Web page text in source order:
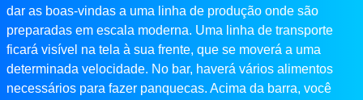
dar as boas-vindas a uma linha de produção onde são
preparadas em escala moderna. Uma linha de transporte
ficará visível na tela à sua frente, que se moverá a uma
determinada velocidade. No bar, haverá vários alimentos
necessários para fazer panquecas. Acima da barra, você